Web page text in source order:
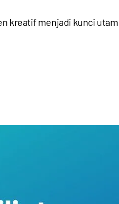
kreatif menjadi kunci